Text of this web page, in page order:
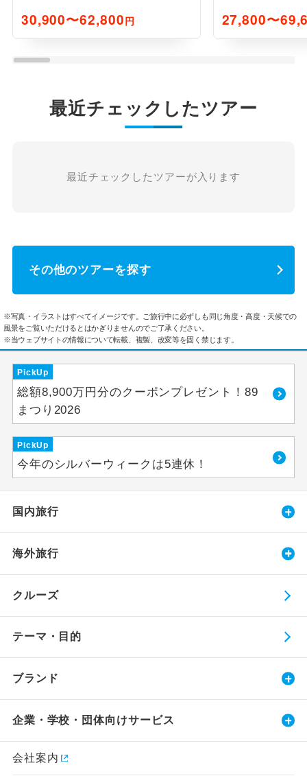
30,900〜62,800円 27,800〜
最近チェックしたツアー
最近チェックしたツアーが入ります
その他のツアーを探す
※写真・イラストはすべてイメージです。ご旅行中に必ずしも同じ角度・高度・天候での
風景をご覧いただけるとはかぎりませんのでご了承ください。
※当ウェブサイトの情報について転載、複製、改変等を固く禁じます。
PickUp
総額8,900万円分のクーポンプレゼント！89
まつり2026
PickUp
今年のシルバーウィークは5連休！
国内旅行
海外旅行
クルーズ
テーマ・目的
ブランド
企業・学校・団体向けサービス
会社案内